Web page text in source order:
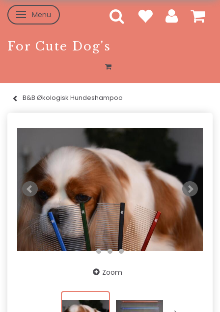
Skifte navigation
Menu
For Cute Dog's
B&B Økologisk Hundeshampoo
Zoom